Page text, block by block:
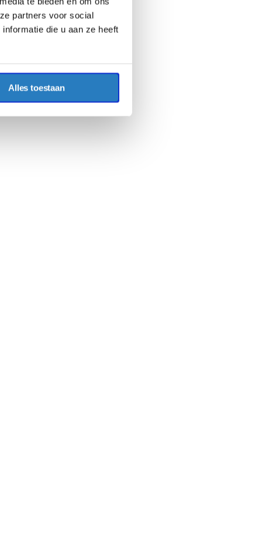
partners voor social
die u aan ze heeft
Alles toestaan